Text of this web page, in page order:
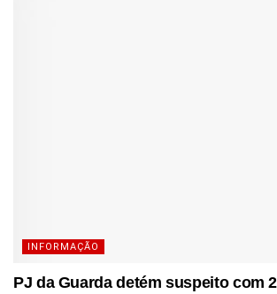
INFORMAÇÃO
PJ da Guarda detém suspeito com